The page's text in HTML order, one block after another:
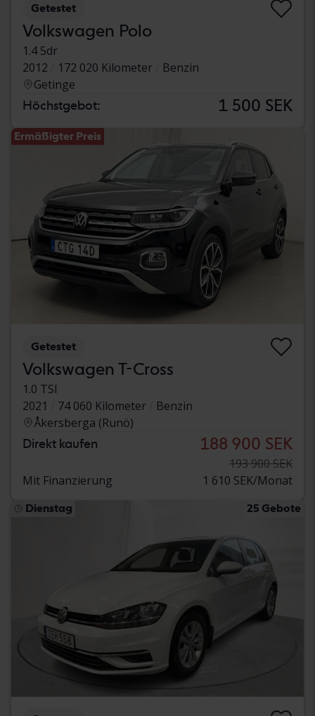
Getestet
Volkswagen Polo
1.4 5dr
2012
172 020 Kilometer
Benzin
Getinge
Höchstgebot: 1 500 SEK
Ermäßigter Preis
Getestet
Volkswagen T-Cross
1.0 TSI
2021
74 060 Kilometer
Benzin
Åkersberga (Runö)
Direkt kaufen 188 900 SEK
193 900 SEK
Mit Finanzierung
1 610 SEK/Monat
Dienstag 25 Gebote